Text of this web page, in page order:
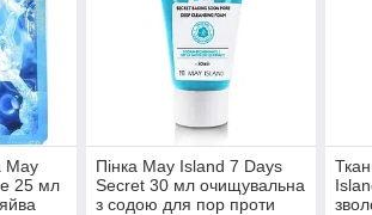
May
25 мл
Пінка May Island 7 Days
Secret 30 мл очищувальна
з содою для пор проти